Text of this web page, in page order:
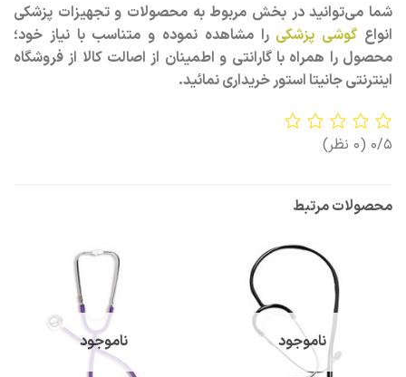
شما می‌توانید در بخش مربوط به محصولات و تجهیزات پزشکی
انواع گوشی پزشکی را مشاهده نموده و متناسب با نیاز خود؛
محصول را همراه با گارانتی و اطمینان از اصالت کالا از فروشگاه
اینترنتی جانیتا استور خریداری نمائید.
0/5 (0 نظر)
محصولات مرتبط
ناموجود ناموجود